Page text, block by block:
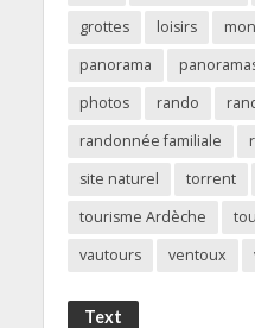
grottes
loisirs
panorama
photos
rando
randonnée familiale
site naturel
torrent
tourisme Ardèche
vautours
ventoux
Text